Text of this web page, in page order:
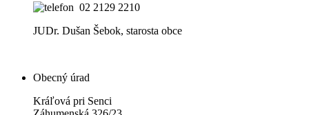
02 2129 2210
JUDr. Dušan Šebok, starosta obce
Obecný úrad
Kráľová pri Senci